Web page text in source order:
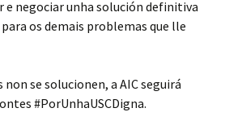
e negociar unha solución definitiva
os demais problemas que lle
se solucionen, a AIC seguirá
#PorUnhaUSCDigna.